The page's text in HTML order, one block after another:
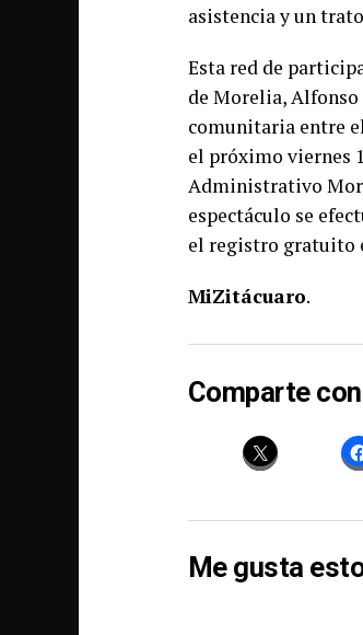
asistencia y un
Esta red de
de Morelia,
comunitaria entre
el próximo viernes
Administrativo
espectáculo se
el registro gratuito
MiZitácuaro.
Comparte
Me gusta